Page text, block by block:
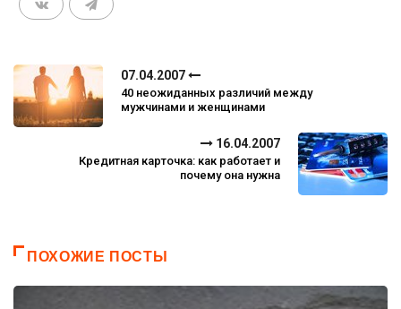
07.04.2007
40 неожиданных различий между
мужчинами и женщинами
16.04.2007
Кредитная карточка: как работает и
почему она нужна
ПОХОЖИЕ ПОСТЫ